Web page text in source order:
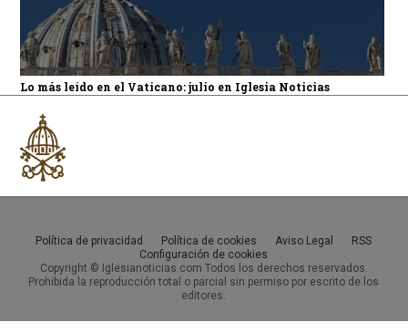
Lo más leído en el Vaticano: julio en Iglesia Noticias
Política de privacidad Política de cookies Aviso Legal
RSS
Configuración de cookies
Copyright © Iglesianoticias.com Todos los derechos reservados.
Prohibida la reproducción total o parcial sin permiso por escrito de los
editores.